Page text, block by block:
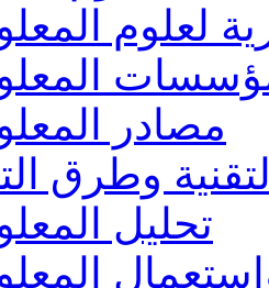
لعلوم
مصادر
وطرق
تحليل